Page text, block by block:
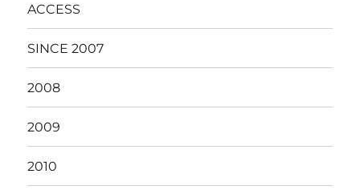
ACCESS
SINCE 2007
2008
2009
2010